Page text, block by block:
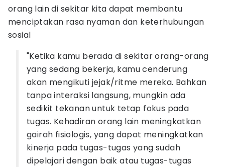
orang lain di sekitar kita dapat membantu
menciptakan rasa nyaman dan keterhubungan
sosial
"Ketika kamu berada di sekitar orang-orang
yang sedang bekerja, kamu cenderung
akan mengikuti jejak/ritme mereka. Bahkan
tanpa interaksi langsung, mungkin ada
sedikit tekanan untuk tetap fokus pada
tugas. Kehadiran orang lain meningkatkan
gairah fisiologis, yang dapat meningkatkan
kinerja pada tugas-tugas yang sudah
dipelajari dengan baik atau tugas-tugas